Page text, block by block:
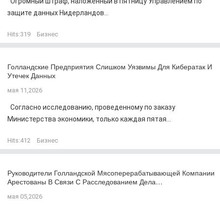
защите данных Нидерландов...
Hits:319 Бизнес
Голландские Предприятия Слишком Уязвимы Для Кибератак И
Утечек Данных
мая 11,2026
Согласно исследованию, проведенному по заказу
Министерства экономики, только каждая пятая...
Hits:412 Бизнес
Руководители Голландской Мясоперерабатывающей Компании
Арестованы В Связи С Расследованием Дела…
мая 05,2026